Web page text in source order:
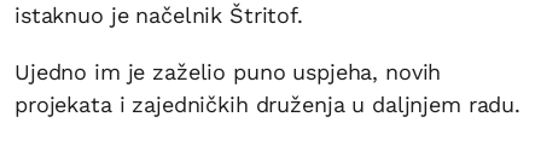
istaknuo je načelnik Štritof.
Ujedno im je zaželio puno uspjeha, novih
projekata i zajedničkih druženja u daljnjem radu.